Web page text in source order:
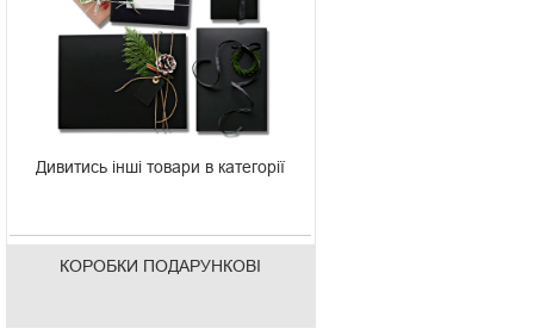
Дивитись інші товари в категорії
КОРОБКИ ПОДАРУНКОВІ